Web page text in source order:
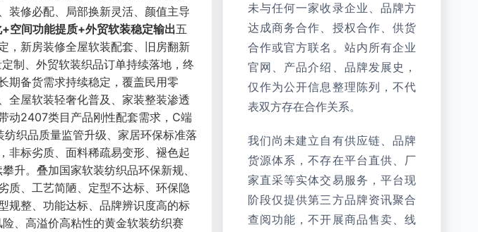
装修必配、局部换新灵活、颜值主导
空间功能提质+外贸软装稳定输出五
，新房装修全屋软装配套、旧房翻新
制、外贸软装织品订单持续落地，终
期备货需求持续稳定，覆盖民用零
全屋软装轻奢化普及、家装整装渗透
动2407类目产品刚性配套需求，C端
织品质量监管升级、家居环保标准落
非标劣质、面料稀疏易变形、褪色起
升。叠加国家软装纺织品环保新规、
质、工艺简陋、定型不达标、环保隐
规整、功能达标、品牌辨识度高的标
、高溢价高粘性的黄金软装纺织赛
未与任何一家收录企业、品牌方
达成商务合作、授权合作、供货
合作或官方联名。站内所有企业
官网、产品介绍、品牌发展史，
仅作为公开信息整理陈列，不代
表双方存在合作关系。
我们尚未建立自有供应链、品牌
货源体系，不存在平台直供、厂
家直采等实体交易服务，平台现
阶段仅提供第三方品牌资讯聚合
查阅功能，不开展商品售卖、线